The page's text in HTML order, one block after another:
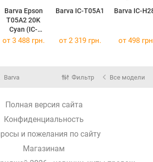
Barva Epson
T05A2 20K
Cyan (IC-
T05A2) IC-
Barva IC-T05A1 Barva IC-
от 3 488 грн. от 2 319 грн. от 498
Barva Фильтр Все модели
Полная версия сайта
Конфиденциальность
и пожелания по сайту
Магазинам